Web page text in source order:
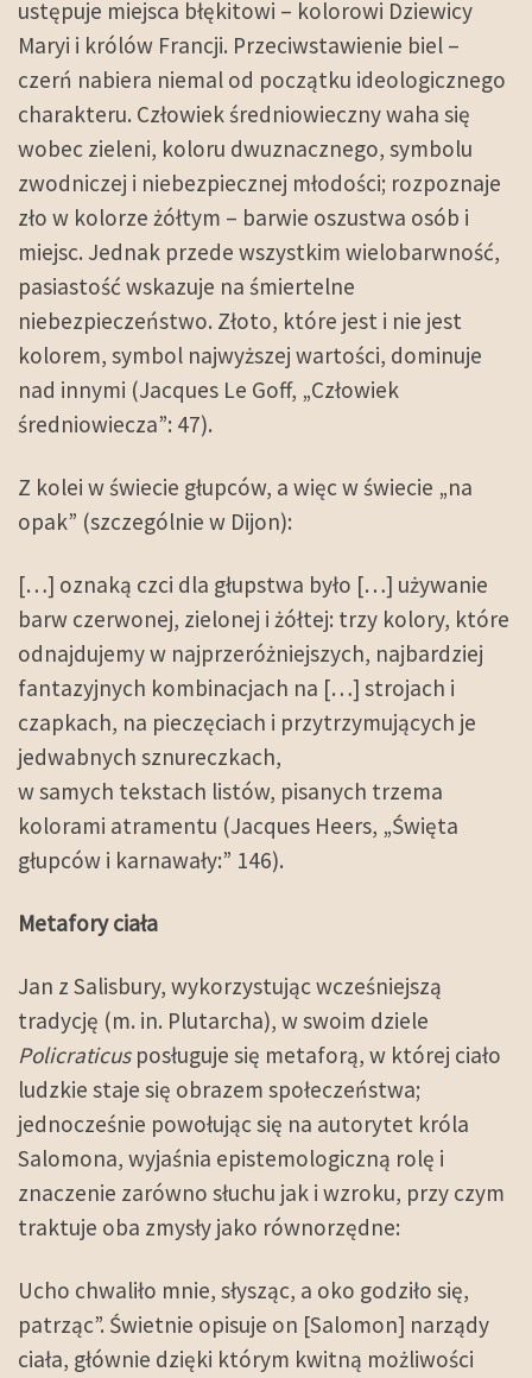
ustępuje miejsca błękitowi – kolorowi Dziewicy
Maryi i królów Francji. Przeciwstawienie biel –
czerń nabiera niemal od początku ideologicznego
charakteru. Człowiek średniowieczny waha się
wobec zieleni, koloru dwuznacznego, symbolu
zwodniczej i niebezpiecznej młodości; rozpoznaje
zło w kolorze żółtym – barwie oszustwa osób i
miejsc. Jednak przede wszystkim wielobarwność,
pasiastość wskazuje na śmiertelne
niebezpieczeństwo. Złoto, które jest i nie jest
kolorem, symbol najwyższej wartości, dominuje
nad innymi (Jacques Le Goff, „Człowiek
średniowiecza”: 47).
Z kolei w świecie głupców, a więc w świecie „na
opak” (szczególnie w Dijon):
[…] oznaką czci dla głupstwa było […] używanie
barw czerwonej, zielonej i żółtej: trzy kolory, które
odnajdujemy w najprzeróżniejszych, najbardziej
fantazyjnych kombinacjach na […] strojach i
czapkach, na pieczęciach i przytrzymujących je
jedwabnych sznureczkach,
w samych tekstach listów, pisanych trzema
kolorami atramentu (Jacques Heers, „Święta
głupców i karnawały:” 146).
Metafory ciała
Jan z Salisbury, wykorzystując wcześniejszą
tradycję (m. in. Plutarcha), w swoim dziele
Policraticusposługuje się metaforą, w której ciało
ludzkie staje się obrazem społeczeństwa;
jednocześnie powołując się na autorytet króla
Salomona, wyjaśnia epistemologiczną rolę i
znaczenie zarówno słuchu jak i wzroku, przy czym
traktuje oba zmysły jako równorzędne:
Ucho chwaliło mnie, słysząc, a oko godziło się,
patrząc”. Świetnie opisuje on [Salomon] narządy
ciała, głównie dzięki którym kwitną możliwości